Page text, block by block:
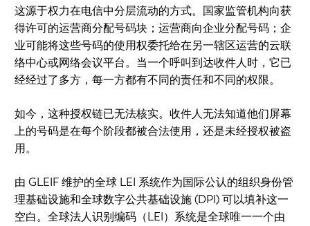
这源于权力在电信中分层流动的方式。国家监管机构向获
得许可的运营商分配号码块；运营商向企业分配号码；企
业可能将这些号码的使用权委托给在另一辖区运营的云联
络中心或网络会议平台。当一个呼叫到达收件人时，它已
经经过了多方，每一方都有不同的责任和不同的权限。
如今，这种授权链已无法核实。收件人无法知道他们屏幕
上的号码是在每个阶段都被合法使用，还是未经授权被盗
用。
由 GLEIF 维护的全球 LEI 系统作为国际公认的组织身份管
理基础设施和全球数字公共基础设施 (DPI) 可以填补这一
空白。全球法人识别编码（LEI）系统是全球唯一一个由